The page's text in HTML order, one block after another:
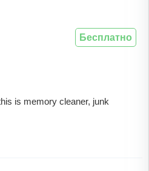
is memory cleaner, junk
Бесплатно